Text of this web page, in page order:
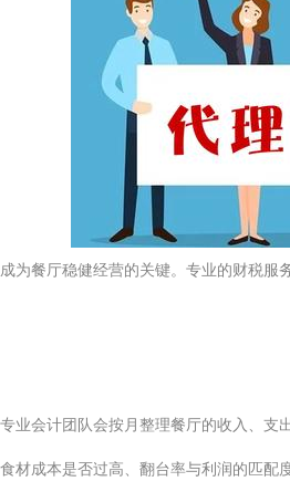
为餐厅稳健经营的关键。专业的财税
业会计团队会按月整理餐厅的收入、
材成本是否过高、翻台率与利润的匹配